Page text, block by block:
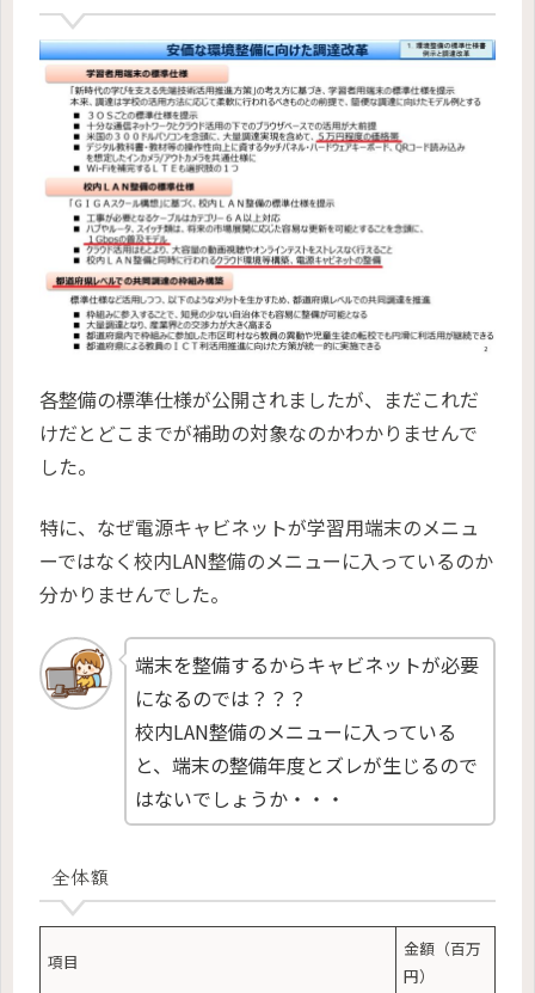
各整備の標準仕様が公開されましたが、まだこれだ
けだとどこまでが補助の対象なのかわかりませんで
した。
特に、なぜ電源キャビネットが学習用端末のメニュ
ーではなく校内LAN整備のメニューに入っているのか
分かりませんでした。
端末を整備するからキャビネットが必要
になるのでは？？？
校内LAN整備のメニューに入っている
と、端末の整備年度とズレが生じるので
はないでしょうか・・・
全体額
項目
金額（百万
円）